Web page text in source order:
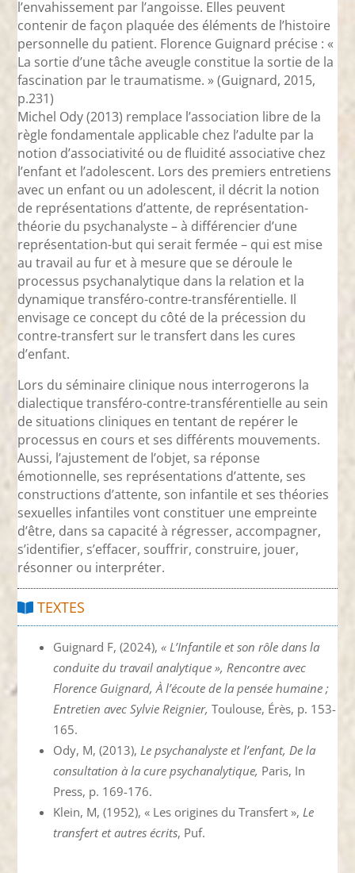
l’envahissement par l’angoisse. Elles peuvent
contenir de façon plaquée des éléments de l’histoire
personnelle du patient. Florence Guignard précise : «
La sortie d’une tâche aveugle constitue la sortie de la
fascination par le traumatisme. » (Guignard, 2015,
p.231)
Michel Ody (2013) remplace l’association libre de la
règle fondamentale applicable chez l’adulte par la
notion d’associativité ou de fluidité associative chez
l’enfant et l’adolescent. Lors des premiers entretiens
avec un enfant ou un adolescent, il décrit la notion
de représentations d’attente, de représentation-
théorie du psychanalyste – à différencier d’une
représentation-but qui serait fermée – qui est mise
au travail au fur et à mesure que se déroule le
processus psychanalytique dans la relation et la
dynamique transféro-contre-transférentielle. Il
envisage ce concept du côté de la précession du
contre-transfert sur le transfert dans les cures
d’enfant.
Lors du séminaire clinique nous interrogerons la
dialectique transféro-contre-transférentielle au sein
de situations cliniques en tentant de repérer le
processus en cours et ses différents mouvements.
Aussi, l’ajustement de l’objet, sa réponse
émotionnelle, ses représentations d’attente, ses
constructions d’attente, son infantile et ses théories
sexuelles infantiles vont constituer une empreinte
d’être, dans sa capacité à régresser, accompagner,
s’identifier, s’effacer, souffrir, construire, jouer,
résonner ou interpréter.
TEXTES
Guignard F, (2024),« L’Infantile et son rôle dans la
conduite du travail analytique », Rencontre avec
Florence Guignard, À l’écoute de la pensée humaine ;
Entretien avec Sylvie Reignier, Toulouse, Érès, p. 153-
165.
Ody, M, (2013),Le psychanalyste et l’enfant, De la
consultation à la cure psychanalytique, Paris, In
Press, p. 169-176.
Klein, M, (1952), « Les origines du Transfert »,Le
transfert et autres écrits, Puf.